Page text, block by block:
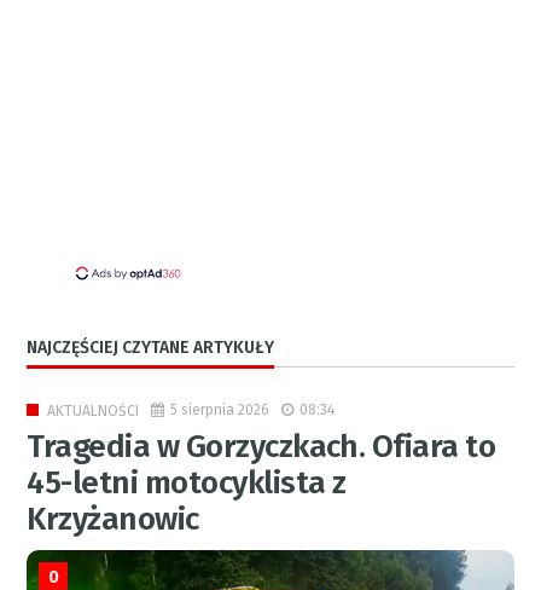
NAJCZĘŚCIEJ CZYTANE ARTYKUŁY
AKTUALNOŚCI 5 sierpnia 2026 08:34
Tragedia w Gorzyczkach. Ofiara to
45-letni motocyklista z
Krzyżanowic
0